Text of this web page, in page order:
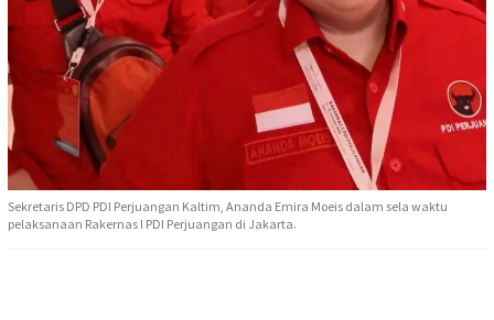
Sekretaris DPD PDI Perjuangan Kaltim, Ananda Emira Moeis dalam sela waktu
pelaksanaan Rakernas I PDI Perjuangan di Jakarta.